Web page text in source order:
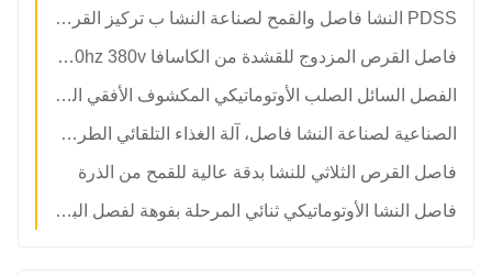
PDSS النشا فاصل والقمح لصناعة النشا ب تركيز القرص النشا الطرد المركزي فاصل
فاصل القرص المزدوج للقشدة من الكاسافا 50hz 380v للقمح / الذرة والبطاطا الحلوة
الفصل السائل الصلب الأوتوماتيكي المكشوف الأفقي الطرف الطرف المركزي
الصناعية لصناعة النشا فاصل، آلة الغذاء التلقائي الطرد المركزي
فاصل القرص الثلاثي للنشا بدقة عالية للقمح من الذرة
فاصل النشا الأوتوماتيكي ثنائي المرحلة بفوهة لفصل البروتين ومياه الصرف